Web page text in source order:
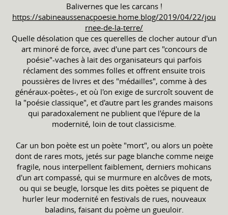
Balivernes que les carcans !
https://sabineaussenacpoesie.home.blog/2019/04/22/jou
rnee-de-la-terre/
Quelle désolation que ces querelles de clocher autour d'un
art minoré de force, avec d'une part ces "concours de
poésie"-vaches à lait des organisateurs qui parfois
réclament des sommes folles et offrent ensuite trois
poussières de livres et des "médailles", comme à des
généraux-poètes-, et où l'on exige de surcroît souvent de
la "poésie classique", et d'autre part les grandes maisons
qui paradoxalement ne publient que l'épure de la
modernité, loin de tout classicisme.
Car un bon poète est un poète "mort", ou alors un poète
dont de rares mots, jetés sur page blanche comme neige
fragile, nous interpellent faiblement, derniers mohicans
d'un art compassé, qui se murmure en alcôves de mots,
ou qui se beugle, lorsque les dits poètes se piquent de
hurler leur modernité en festivals de rues, nouveaux
baladins, faisant du poème un gueuloir.